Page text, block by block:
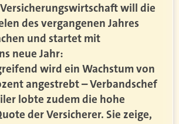
will die
des vergangenen Jahres
und startet mit
neue Jahr:
wird ein Wachstum von
angestrebt – Verbandschef
lobte zudem die hohe
der Versicherer. Sie zeige,